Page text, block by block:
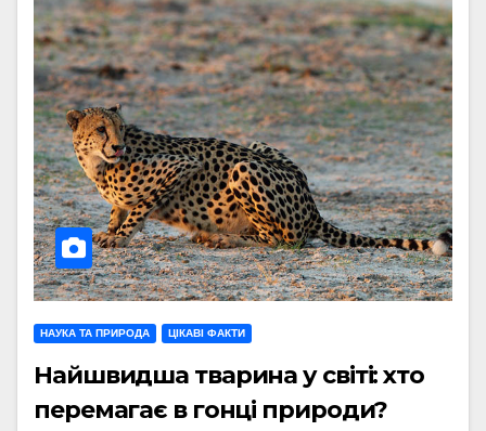
НАУКА ТА ПРИРОДА ЦІКАВІ ФАКТИ
Найшвидша тварина у світі: хто
перемагає в гонці природи?